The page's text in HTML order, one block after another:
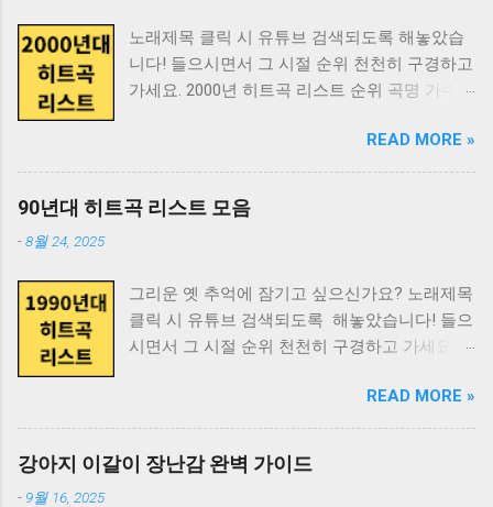
22 왜 사람들은 이상한 것을 믿는가 마이클 서머
23 왜 우리는 사랑에 빠지는가 헬렌 피셔 24 욕
망의 진화 데이비드 버스 25 욕망하는...
질 디자인 카톡 테마 다운로드 링크
https://blog.naver.com/scootystudio 인스타그
램 https://instagram.com/scootystudio 주의사
용량 확인 후 다운로드 키티카톡테마로 카톡을
Nami (나미) 14위 난 참 바보처럼 살았군요 김태
화 15위 바야야 이정희 16위 불놀이야 옥슨 80
17위 빙빙빙 하성관 18위 사랑은 아직도 끝나지
오는 소리에 이영화 21위 영원한 친구 Nami (나
미) 22위 외할머니 댁 논두렁 밭두렁 23위 일곱
색깔 무지개 작은 거인 24위 저 높은 곳을 향하
요 산울림 (Sanullim) 28위 창밖의 여자 조용필
29위 풍문으로 들었소 함중아 30위 행복한 사람
조동진 여기까지 1980년 히트곡 리스트 끝.
다라 송창식 2위 가지마오 산울림 (Sanullim) 3
꿈을 꾼 후에 여진 8위 남편에게 바치는 노래 김
노래제목 클릭 시 유튜브 검색되도록 해놓았습
니다! 들으시면서 그 시절 순위 천천히 구경하고
가세요. 2000년 히트곡 리스트 순위 곡명 가수 1
Ver.) 조규만 3위 Run To You DJ DOC 4위 거짓
말 god 5위 초련(初戀) (Techno Mix) (Feat. 윤진)
클론 6위 가시나무 조성모 7위 흔들린 우정 홍경
민 8위 나의 연인(我戀) 임창정 9위 영원 스카이
14위 너를 위해 임재범 15위 바보 박효신 16위
그대가 그대를 이승환 17위 매직 카펫 라이드 자
우림 18위 중독된 사랑 조장혁 19위 해줄 수 없
Rhapsody 최재훈 23위 오랜 방황의 끝 김태영
24위 Day By Day 플라이 투 더 스카이 25위
Tears 소찬휘 26위 상실 박상민 27위 잘됐어!!!
READ MORE »
90년대 히트곡 리스트 모음
-8월 24, 2025
그리운 옛 추억에 잠기고 싶으신가요? 노래제목
클릭 시 유튜브 검색되도록 해놓았습니다! 들으
시면서 그 시절 순위 천천히 구경하고 가세요.
사항 변진섭 2위 사랑일뿐야 김민우 3위 유리창
엔 비 햇빛촌 4위 비오는 날 수채화 김현식 5위
마지막 콘서트 이승철 6위 그 아픔까지 사랑한
거야 조정현 7위 어떤 이의 꿈 봄여름가을겨울 8
READ MORE »
강아지 이갈이 장난감 완벽 가이드
- 9월 16, 2025